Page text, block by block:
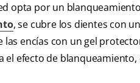
opta por un
, se cubre los dientes con
encías con un gel
efecto de